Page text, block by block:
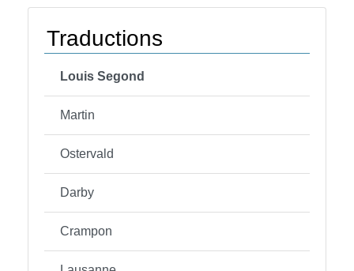
Traductions
Louis Segond
Martin
Ostervald
Darby
Crampon